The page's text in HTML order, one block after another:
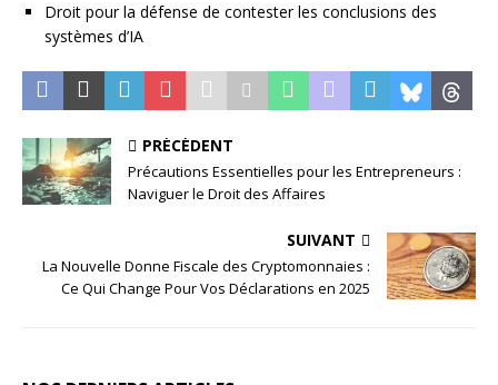
Droit pour la défense de contester les conclusions des
systèmes d’IA
PRÉCÉDENT
Précautions Essentielles pour les Entrepreneurs :
Naviguer le Droit des Affaires
SUIVANT
La Nouvelle Donne Fiscale des Cryptomonnaies :
Ce Qui Change Pour Vos Déclarations en 2025